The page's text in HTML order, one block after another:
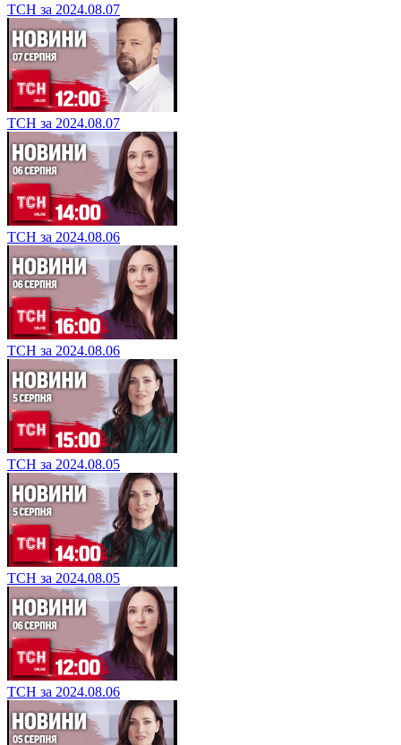
ТСН за 2024.08.07
ТСН за 2024.08.07
ТСН за 2024.08.06
ТСН за 2024.08.06
ТСН за 2024.08.05
ТСН за 2024.08.05
ТСН за 2024.08.06